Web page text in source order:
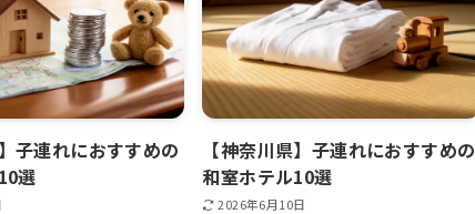
子連れにおすすめの
選
【神奈川県】子連れにおすすめの
和室ホテル10選
2026年6月10日